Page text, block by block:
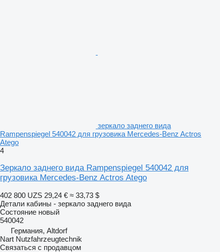
зеркало заднего вида
Rampenspiegel 540042 для грузовика Mercedes-Benz Actros
Atego
4
Зеркало заднего вида Rampenspiegel 540042 для
грузовика Mercedes-Benz Actros Atego
402 800 UZS 29,24 € ≈ 33,73 $
Детали кабины - зеркало заднего вида
Состояние новый
540042
Германия, Altdorf
Nart Nutzfahrzeugtechnik
Связаться с продавцом